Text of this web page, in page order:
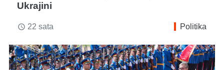
Ukrajini
access_time 22 sata Politika